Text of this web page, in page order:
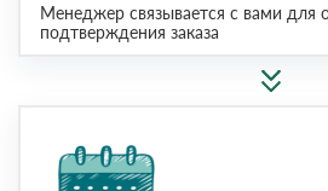
Менеджер связывается с вами для
подтверждения заказа